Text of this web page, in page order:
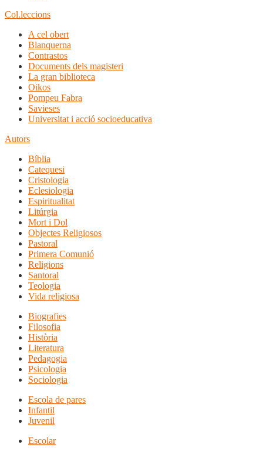
Col.leccions
A cel obert
Blanquerna
Contrastos
Documents dels magisteri
La gran biblioteca
Oikos
Pompeu Fabra
Savieses
Universitat i acció socioeducativa
Autors
Bíblia
Catequesi
Cristologia
Eclesiologia
Espiritualitat
Litúrgia
Mort i Dol
Objectes Religiosos
Pastoral
Primera Comunió
Religions
Santoral
Teologia
Vida religiosa
Biografies
Filosofia
Història
Literatura
Pedagogia
Psicologia
Sociologia
Escola de pares
Infantil
Juvenil
Escolar